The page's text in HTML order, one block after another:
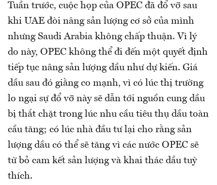
Tuần trước, cuộc họp của OPEC đã đổ vỡ sau
khi UAE đòi nâng sản lượng cơ sở của mình
nhưng Saudi Arabia không chấp thuận. Vì lý
do này, OPEC không thể đi đến một quyết định
tiếp tục nâng sản lượng dầu như dự kiến. Giá
dầu sau đó giằng co mạnh, vì có lúc thị trường
lo ngại sự đổ vỡ này sẽ dẫn tới nguồn cung dầu
bị thắt chặt trong lúc nhu cầu tiêu thụ dầu toàn
cầu tăng; có lúc nhà đầu tư lại cho rằng sản
lượng dầu có thể sẽ tăng vì các nước OPEC sẽ
từ bỏ cam kết sản lượng và khai thác dầu tuỳ
thích.